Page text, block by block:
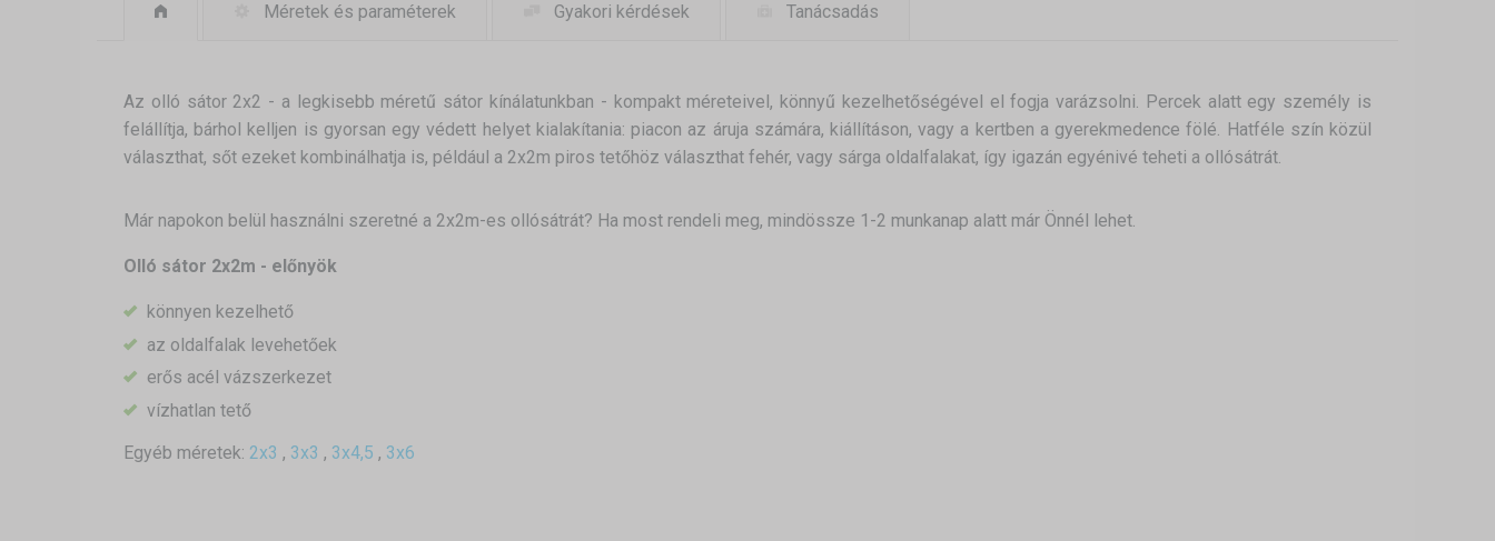
Méretek és paraméterek Gyakori kérdések Tanácsadás
Az olló sátor 2x2 - a legkisebb méretű sátor kínálatunkban - kompakt méreteivel, könnyű kezelhetőségével el fogja varázsolni. Percek alatt egy személy is
felállítja, bárhol kelljen is gyorsan egy védett helyet kialakítania: piacon az áruja számára, kiállításon, vagy a kertben a gyerekmedence fölé. Hatféle szín közül
választhat, sőt ezeket kombinálhatja is, például a 2x2m piros tetőhöz választhat fehér, vagy sárga oldalfalakat, így igazán egyénivé teheti a ollósátrát.
Már napokon belül használni szeretné a 2x2m-es ollósátrát? Ha most rendeli meg, mindössze 1-2 munkanap alatt már Önnél lehet.
Olló sátor 2x2m - előnyök
könnyen kezelhető
az oldalfalak levehetőek
erős acél vázszerkezet
vízhatlan tető
Egyéb méretek: 2x3 , 3x3 , 3x4,5 , 3x6